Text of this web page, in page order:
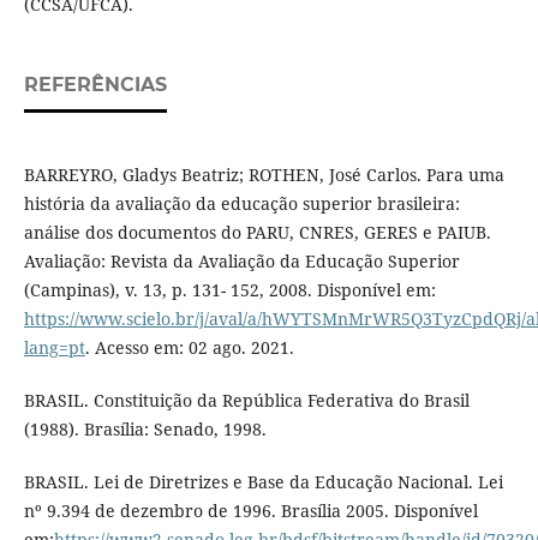
REFERÊNCIAS
BARREYRO, Gladys Beatriz; ROTHEN, José Carlos. Para uma
história da avaliação da educação superior brasileira:
análise dos documentos do PARU, CNRES, GERES e PAIUB.
Avaliação: Revista da Avaliação da Educação Superior
(Campinas), v. 13, p. 131- 152, 2008. Disponível em:
https://www.scielo.br/j/aval/a/hWYTSMnMrWR5Q3TyzCpdQRj/
lang=pt. Acesso em: 02 ago. 2021.
BRASIL. Constituição da República Federativa do Brasil
(1988). Brasília: Senado, 1998.
BRASIL. Lei de Diretrizes e Base da Educação Nacional. Lei
nº 9.394 de dezembro de 1996. Brasília 2005. Disponível